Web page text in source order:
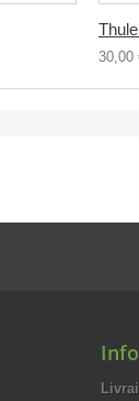
30,00